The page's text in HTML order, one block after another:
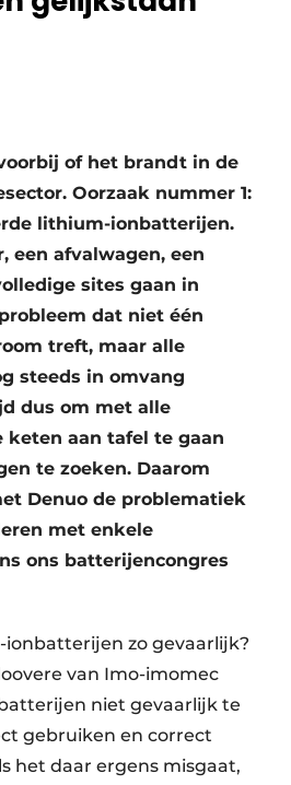
in België
of het brandt in de
Oorzaak nummer 1:
lithium-ionbatterijen.
een afvalwagen, een
sites gaan in
dat niet één
treft, maar alle
steeds in omvang
dus om met alle
keten aan tafel te gaan
te zoeken. Daarom
Denuo de problematiek
met enkele
ons batterijencongres
zo gevaarlijk?
van Imo-imomec
niet gevaarlijk te
gebruiken en correct
het daar ergens misgaat,